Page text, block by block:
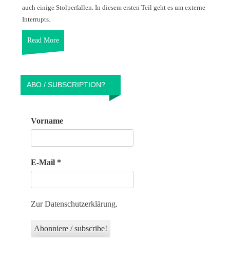
auch einige Stolperfallen. In diesem ersten Teil geht es um externe
Interrupts.
Read More
ABO / SUBSCRIPTION?
Vorname
E-Mail *
Zur Datenschutzerklärung.